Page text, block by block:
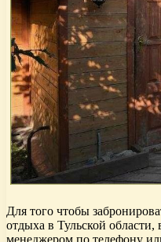
Для того чтобы
отдыха в Тульской